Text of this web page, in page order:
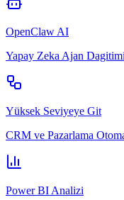
OpenClaw AI
Yapay Zeka Ajan Dagitimi
Yüksek Seviyeye Git
CRM ve Pazarlama
Power BI Analizi